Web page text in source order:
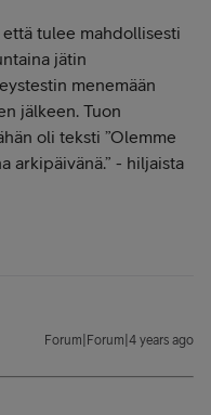
että tulee mahdollisesti
jätin
menemään
jälkeen. Tuon
oli teksti ”Olemme
arkipäivänä.” - hiljaista
Forum|Forum|4 years ago